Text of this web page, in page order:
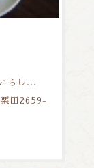
らし...
田2659-